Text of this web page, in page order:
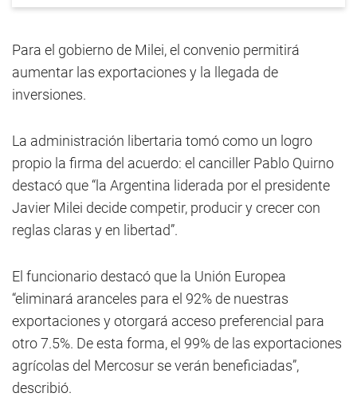
Para el gobierno de Milei, el convenio permitirá
aumentar las exportaciones y la llegada de
inversiones.
La administración libertaria tomó como un logro
propio la firma del acuerdo: el canciller Pablo Quirno
destacó que “la Argentina liderada por el presidente
Javier Milei decide competir, producir y crecer con
reglas claras y en libertad”.
El funcionario destacó que la Unión Europea
“eliminará aranceles para el 92% de nuestras
exportaciones y otorgará acceso preferencial para
otro 7.5%. De esta forma, el 99% de las exportaciones
agrícolas del Mercosur se verán beneficiadas”,
describió.